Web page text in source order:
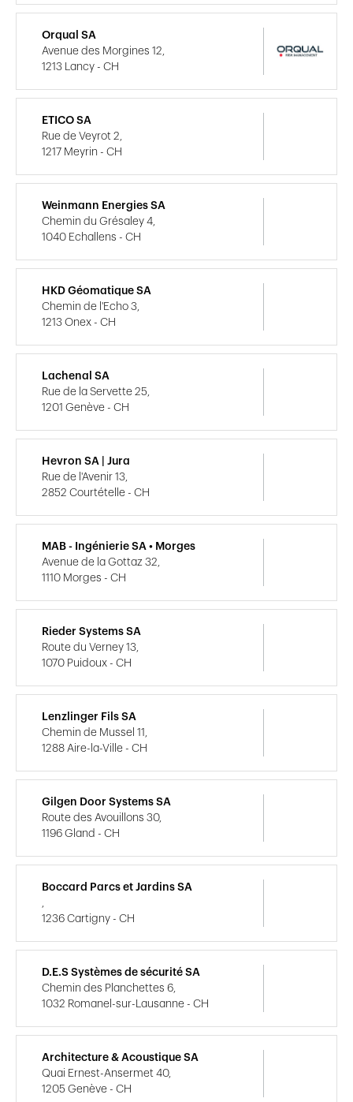
Orqual SA
Avenue des Morgines 12,
1213 Lancy - CH
ETICO SA
Rue de Veyrot 2,
1217 Meyrin - CH
Weinmann Energies SA
Chemin du Grésaley 4,
1040 Echallens - CH
HKD Géomatique SA
Chemin de l'Echo 3,
1213 Onex - CH
Lachenal SA
Rue de la Servette 25,
1201 Genève - CH
Hevron SA | Jura
Rue de l'Avenir 13,
2852 Courtételle - CH
MAB - Ingénierie SA • Morges
Avenue de la Gottaz 32,
1110 Morges - CH
Rieder Systems SA
Route du Verney 13,
1070 Puidoux - CH
Lenzlinger Fils SA
Chemin de Mussel 11,
1288 Aire-la-Ville - CH
Gilgen Door Systems SA
Route des Avouillons 30,
1196 Gland - CH
Boccard Parcs et Jardins SA
1236 Cartigny - CH
D.E.S Systèmes de sécurité SA
Chemin des Planchettes 6,
1032 Romanel-sur-Lausanne - CH
Architecture & Acoustique SA
Quai Ernest-Ansermet 40,
1205 Genève - CH